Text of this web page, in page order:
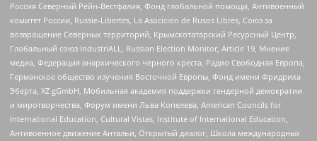
Россия Северный Рейн-Вестфалия, Фонд глобальной помощи, Антивоенный
комитет России, Russie-Libertes, La Asocicion de Rusos Libres, Союз за
возвращение Северных территорий, Крымскотатарский Ресурсный Центр,
Глобальный союз IndustriALL, Russian Election Monitor, Article 19, Мнение
медиа, Федерация анархического черного креста, Радио Свободная Европа,
Германское общество изучения Восточной Европы, Фонд имени Фридриха
Эберта, XZ gGmbH, Мобильная академия поддержки гендерной демократии
и миротворчества, Форум имени Льва Копелева, American Councils for
International Education, Cultural Vistas, Institute of International Education,
Антивоенное движение Антальи, Открытый диалог, Школа международных